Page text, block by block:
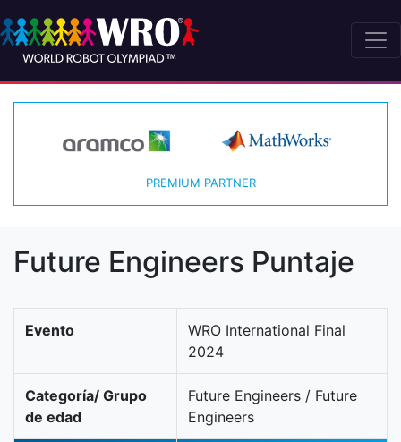
PREMIUM PARTNER
Future Engineers Puntaje
Evento
WRO International Final
2024
Categoría/ Grupo
de edad
Future Engineers / Future
Engineers